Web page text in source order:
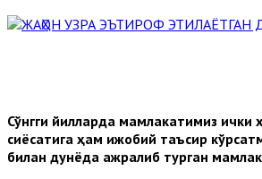
Сўнгги йилларда мамлакатимиз
сиёсатига ҳам ижобий таъсир
билан дунёда ажралиб турган